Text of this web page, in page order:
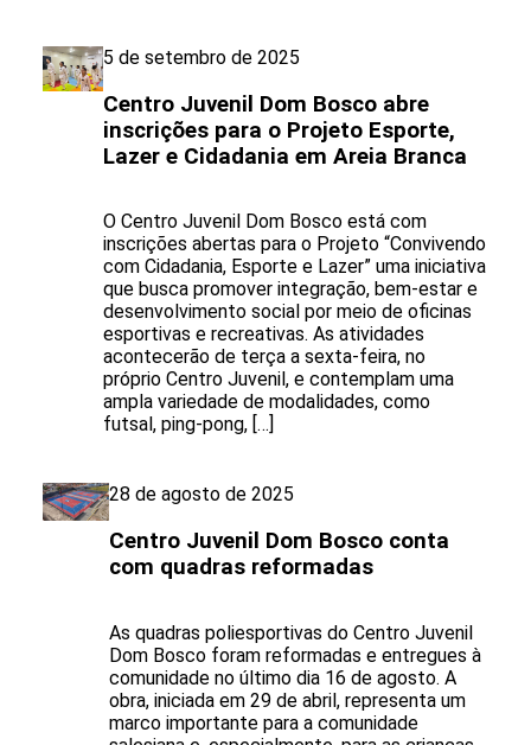
5 de setembro de 2025
Centro Juvenil Dom Bosco abre
inscrições para o Projeto Esporte,
Lazer e Cidadania em Areia Branca
O Centro Juvenil Dom Bosco está com
inscrições abertas para o Projeto “Convivendo
com Cidadania, Esporte e Lazer” uma iniciativa
que busca promover integração, bem-estar e
desenvolvimento social por meio de oficinas
esportivas e recreativas. As atividades
acontecerão de terça a sexta-feira, no
próprio Centro Juvenil, e contemplam uma
ampla variedade de modalidades, como
futsal, ping-pong, […]
28 de agosto de 2025
Centro Juvenil Dom Bosco conta
com quadras reformadas
As quadras poliesportivas do Centro Juvenil
Dom Bosco foram reformadas e entregues à
comunidade no último dia 16 de agosto. A
obra, iniciada em 29 de abril, representa um
marco importante para a comunidade